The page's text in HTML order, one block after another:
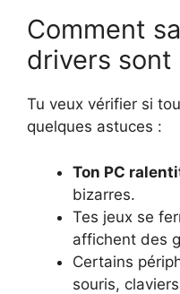
Comment
drivers sont
Tu veux vérifier si
quelques astuces :
Ton PC
bizarres.
Tes jeux se
affichent des
Certains
souris,